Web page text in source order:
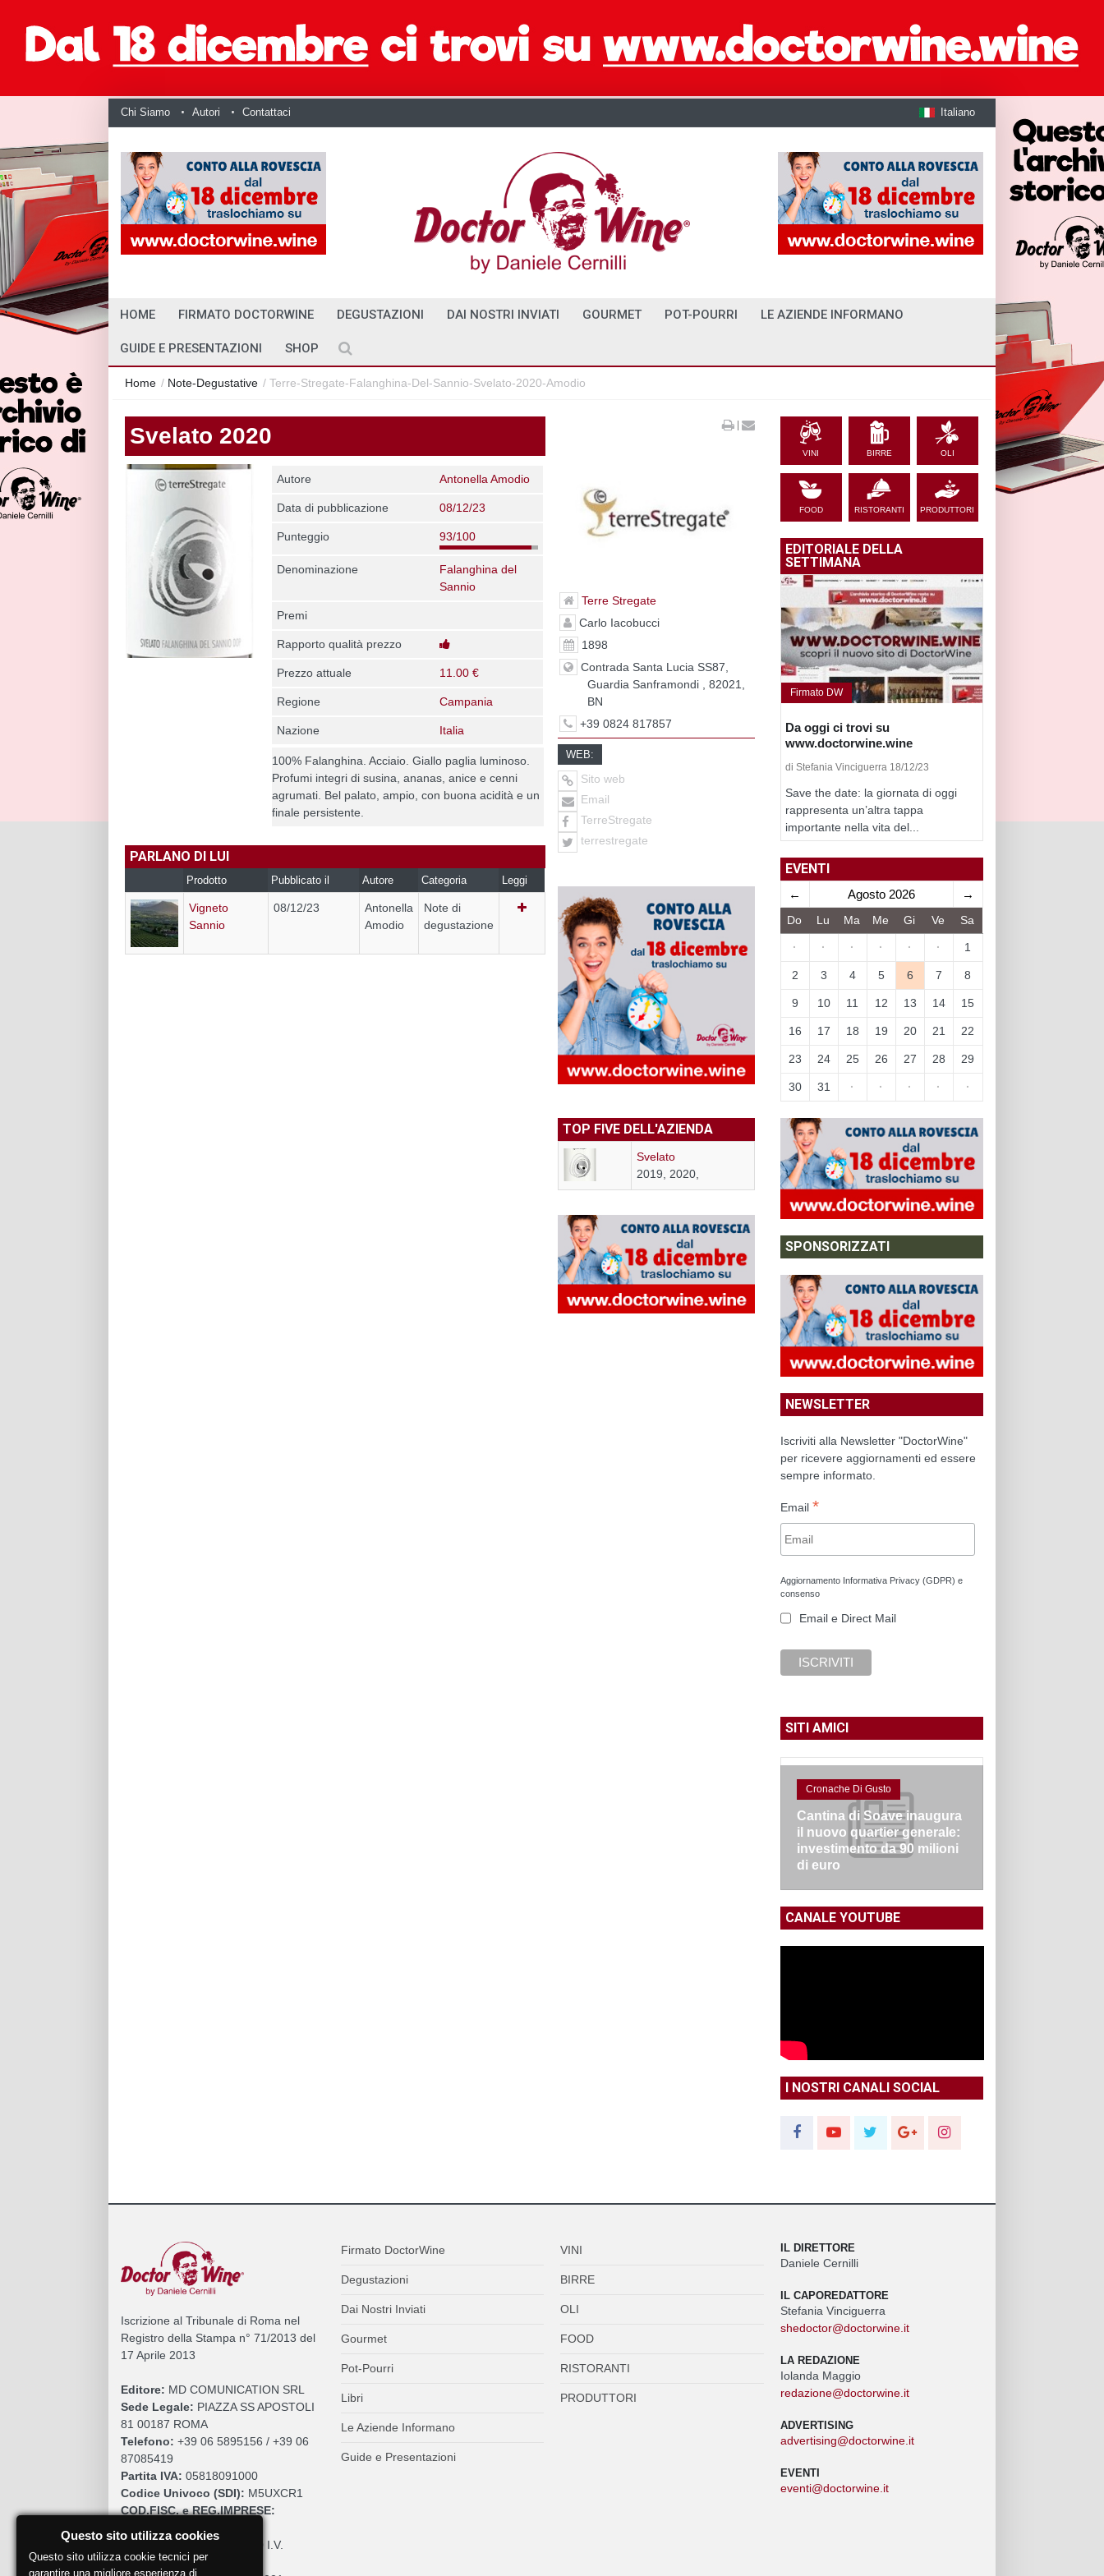
Chi Siamo Autori Contattaci Italiano
HOME FIRMATO DOCTORWINE DEGUSTAZIONI DAI NOSTRI INVIATI GOURMET POT-POURRI LE AZIENDE INFORMANO
GUIDE E PRESENTAZIONI SHOP
Home / Note-Degustative / Terre-Stregate-Falanghina-Del-Sannio-Svelato-2020-Amodio
Svelato 2020
Autore Antonella Amodio
Data di pubblicazione 08/12/23
Punteggio 93/100
Denominazione
Falanghina del
Sannio
Premi
Rapporto qualità prezzo
Prezzo attuale 11.00 €
Regione Campania
Nazione Italia
100% Falanghina. Acciaio. Giallo paglia luminoso.
Profumi integri di susina, ananas, anice e cenni
agrumati. Bel palato, ampio, con buona acidità e un
finale persistente.
PARLANO DI LUI
Prodotto Pubblicato il Autore Categoria Leggi
Vigneto
Sannio
08/12/23
Antonella
Amodio
Note di
degustazione
|
Terre Stregate
Carlo Iacobucci
1898
Contrada Santa Lucia SS87,
Guardia Sanframondi , 82021,
BN
+39 0824 817857
WEB:
Sito web
Email
TerreStregate
terrestregate
TOP FIVE DELL'AZIENDA
Svelato
2019, 2020,
VINI BIRRE OLI
FOOD RISTORANTI PRODUTTORI
EDITORIALE DELLA
SETTIMANA
Firmato DW
Da oggi ci trovi su
www.doctorwine.wine
di Stefania Vinciguerra 18/12/23
Save the date: la giornata di oggi
rappresenta un’altra tappa
importante nella vita del...
EVENTI
← Agosto 2026 →
Do Lu Ma Me Gi Ve Sa
· · · · · · 1
2 3 4 5 6 7 8
9 10 11 12 13 14 15
16 17 18 19 20 21 22
23 24 25 26 27 28 29
30 31 · · · · ·
SPONSORIZZATI
NEWSLETTER
Iscriviti alla Newsletter "DoctorWine"
per ricevere aggiornamenti ed essere
sempre informato.
Email *
Aggiornamento Informativa Privacy (GDPR) e
consenso
Email e Direct Mail
SITI AMICI
Cronache Di Gusto
Cantina di Soave inaugura
il nuovo quartier generale:
investimento da 90 milioni
di euro
CANALE YOUTUBE
I NOSTRI CANALI SOCIAL
Iscrizione al Tribunale di Roma nel
Registro della Stampa n° 71/2013 del
17 Aprile 2013
Editore: MD COMUNICATION SRL
Sede Legale: PIAZZA SS APOSTOLI
81 00187 ROMA
Telefono: +39 06 5895156 / +39 06
87085419
Partita IVA: 05818091000
Codice Univoco (SDI): M5UXCR1
COD.FISC. e REG.IMPRESE:
Cap. Sociale:€. 10.200,00 I.V.
REA:RM 930252
Firmato DoctorWine
Degustazioni
Dai Nostri Inviati
Gourmet
Pot-Pourri
Libri
Le Aziende Informano
Guide e Presentazioni
VINI
BIRRE
OLI
FOOD
RISTORANTI
PRODUTTORI
IL DIRETTORE
Daniele Cernilli
IL CAPOREDATTORE
Stefania Vinciguerra
shedoctor@doctorwine.it
LA REDAZIONE
Iolanda Maggio
redazione@doctorwine.it
ADVERTISING
advertising@doctorwine.it
EVENTI
eventi@doctorwine.it
Questo sito utilizza cookies
Questo sito utilizza cookie tecnici per
garantire una migliore esperienza di